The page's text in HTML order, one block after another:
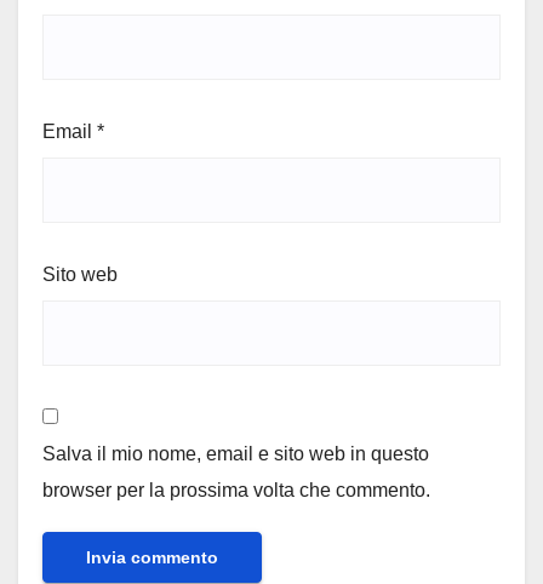
Email *
Sito web
Salva il mio nome, email e sito web in questo
browser per la prossima volta che commento.